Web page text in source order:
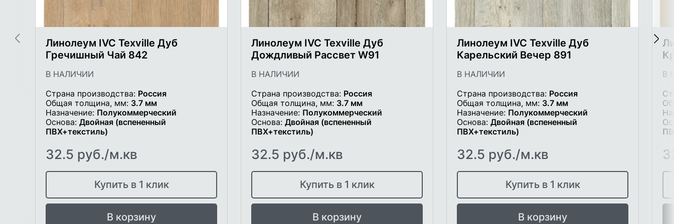
Линолеум IVC Texville Дуб
Гречишный Чай 842
В НАЛИЧИИ
Страна производства: Россия
Общая толщина, мм: 3.7 мм
Назначение: Полукоммерческий
Основа: Двойная (вспененный
ПВХ+текстиль)
32.5 руб./м.кв
Купить в 1 клик
В корзину
Линолеум IVC Texville Дуб
Дождливый Рассвет W91
В НАЛИЧИИ
Страна производства: Россия
Общая толщина, мм: 3.7 мм
Назначение: Полукоммерческий
Основа: Двойная (вспененный
ПВХ+текстиль)
32.5 руб./м.кв
Купить в 1 клик
В корзину
Линолеум IVC Texville Дуб
Карельский Вечер 891
В НАЛИЧИИ
Страна производства: Россия
Общая толщина, мм: 3.7 мм
Назначение: Полукоммерческий
Основа: Двойная (вспененный
ПВХ+текстиль)
32.5 руб./м.кв
Купить в 1 клик
В корзину
В